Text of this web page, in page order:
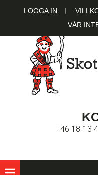
LOGGA IN
VÅR
+46 18-13